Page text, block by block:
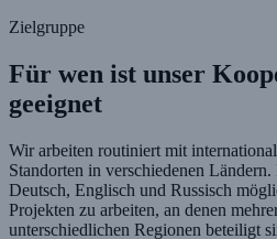
Zielgruppe
Für wen ist unser
geeignet
Wir arbeiten routiniert mit
Standorten in verschiedenen
Deutsch, Englisch und Russisch
Projekten zu arbeiten, an denen
unterschiedlichen Regionen beteiligt